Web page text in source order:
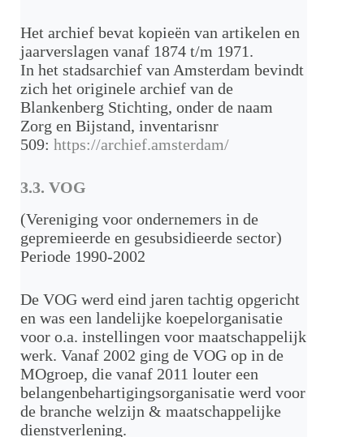
Het archief bevat kopieën van artikelen en
jaarverslagen vanaf 1874 t/m 1971.
In het stadsarchief van Amsterdam bevindt
zich het originele archief van de
Blankenberg Stichting, onder de naam
Zorg en Bijstand, inventarisnr
509: https://archief.amsterdam/
3.3. VOG
(Vereniging voor ondernemers in de
gepremieerde en gesubsidieerde sector)
Periode 1990-2002
De VOG werd eind jaren tachtig opgericht
en was een landelijke koepelorganisatie
voor o.a. instellingen voor maatschappelijk
werk. Vanaf 2002 ging de VOG op in de
MOgroep, die vanaf 2011 louter een
belangenbehartigingsorganisatie werd voor
de branche welzijn & maatschappelijke
dienstverlening.